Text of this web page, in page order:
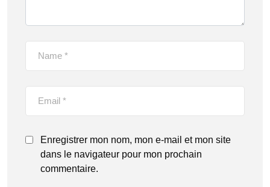
Enregistrer mon nom, mon e-mail et mon site
dans le navigateur pour mon prochain
commentaire.